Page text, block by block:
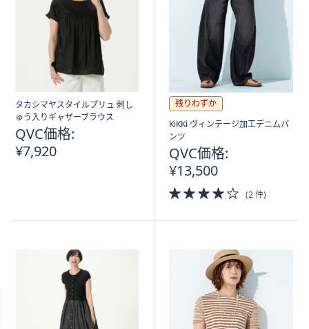
タカシマヤスタイルプリュ 刺し
ゅう入りギャザーブラウス
QVC価格:
¥7,920
残りわずか
KiKKi ヴィンテージ加工デニムパ
ンツ
QVC価格:
¥13,500
4.0
of
(2 件)